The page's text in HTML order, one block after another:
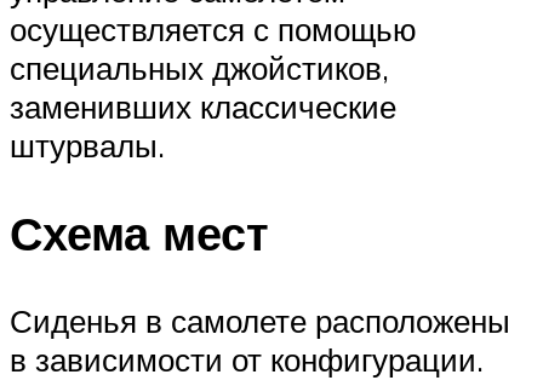
осуществляется с помощью
специальных джойстиков,
заменивших классические
штурвалы.
Схема мест
Сиденья в самолете расположены
в зависимости от конфигурации.